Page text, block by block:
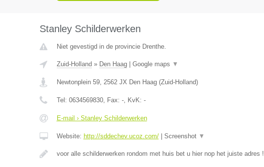
Stanley Schilderwerken
Niet gevestigd in de provincie Drenthe.
Zuid-Holland » Den Haag| Google maps ▼
Newtonplein 59, 2562 JX Den Haag(Zuid-Holland)
Tel: 0634569830, Fax: -, KvK: -
E-mail › Stanley Schilderwerken
Website: http://sddechev.ucoz.com/| Screenshot ▼
voor alle schilderwerken rondom met huis bet u hier nop het juiste adres !